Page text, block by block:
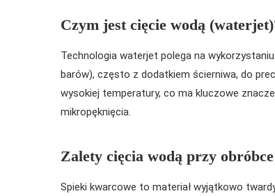
Czym jest cięcie wodą
Technologia waterjet polega na
barów), często z dodatkiem ścierniwa, do
wysokiej temperatury, co ma kluczowe
mikropęknięcia.
Zalety cięcia wodą przy
Spieki kwarcowe to materiał wyjątkowo